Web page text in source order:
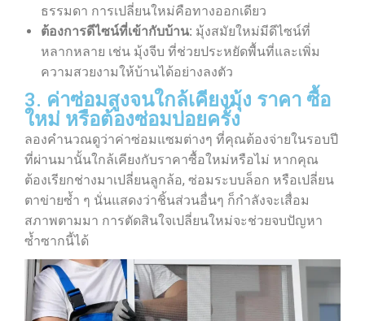
ธรรมดา การเปลี่ยนใหม่คือทางออกเดียว
ต้องการดีไซน์ที่เข้ากับบ้าน: มุ้งสมัยใหม่มีดีไซน์ที่
หลากหลาย เช่น มุ้งจีบ ที่ช่วยประหยัดพื้นที่และเพิ่ม
ความสวยงามให้บ้านได้อย่างลงตัว
3. ค่าซ่อมสูงจนใกล้เคียงมุ้ง ราคา ซื้อ
ใหม่ หรือต้องซ่อมบ่อยครั้ง
ลองคำนวณดูว่าค่าซ่อมแซมต่างๆ ที่คุณต้องจ่ายในรอบปี
ที่ผ่านมานั้นใกล้เคียงกับราคาซื้อใหม่หรือไม่ หากคุณ
ต้องเรียกช่างมาเปลี่ยนลูกล้อ, ซ่อมระบบล็อก หรือเปลี่ยน
ตาข่ายซ้ำ ๆ นั่นแสดงว่าชิ้นส่วนอื่นๆ ก็กำลังจะเสื่อม
สภาพตามมา การตัดสินใจเปลี่ยนใหม่จะช่วยจบปัญหา
ซ้ำซากนี้ได้